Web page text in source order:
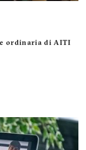
ordinaria di AITI